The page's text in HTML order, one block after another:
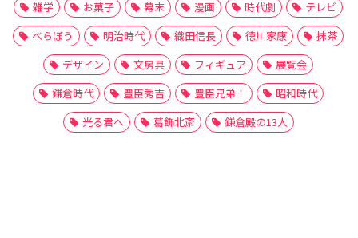
雑学
お菓子 幕末 漫画 時代劇
テレビ
べらぼう
明治時代 織田信長 徳川家康
抹茶
デザイン
文房具 フィギュア
展覧会
鎌倉時代
豊臣秀吉 豊臣兄弟！
昭和時代
光る君へ
葛飾北斎 鎌倉殿の13人